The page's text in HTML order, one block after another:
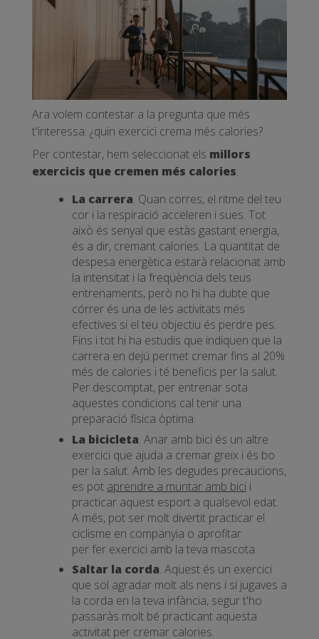
Ara volem contestar a la pregunta que més
t'interessa: ¿quin exercici crema més calories?
Per contestar, hem seleccionat els millors
exercicis que cremen més calories:
La carrera. Quan corres, el ritme del teu
cor i la respiració acceleren i sues. Tot
això és senyal que estàs gastant energia,
és a dir, cremant calories. La quantitat de
despesa energètica estarà relacionat amb
la intensitat i la freqüència dels teus
entrenaments, però no hi ha dubte que
córrer és una de les activitats més
efectives si el teu objectiu és perdre pes.
Fins i tot hi ha estudis que indiquen que la
carrera en dejú permet cremar fins al 20%
més de calories i té beneficis per la salut.
Per descomptat, per entrenar sota
aquestes condicions cal tenir una
preparació física òptima.
La bicicleta. Anar amb bici és un altre
exercici que ajuda a cremar greix i és bo
per la salut. Amb les degudes precaucions,
es pot aprendre a muntar amb bici i
practicar aquest esport a qualsevol edat.
A més, pot ser molt divertit practicar el
ciclisme en companyia o aprofitar
per fer exercici amb la teva mascota.
Saltar la corda. Aquest és un exercici
que sol agradar molt als nens i si jugaves a
la corda en la teva infància, segur t'ho
passaràs molt bé practicant aquesta
activitat per cremar calories.